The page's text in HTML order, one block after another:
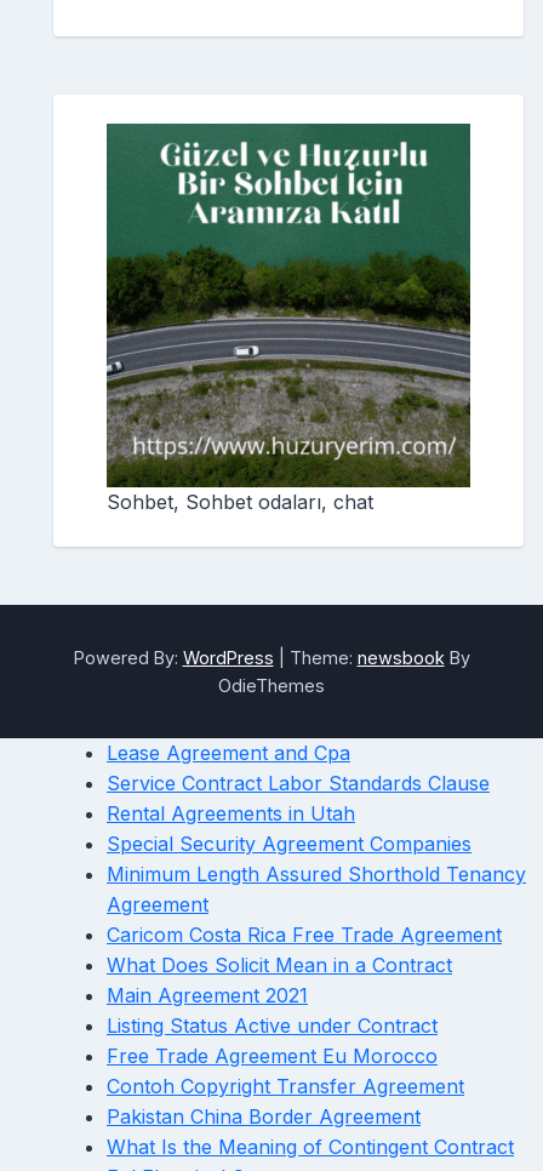
Sohbet, Sohbet odaları, chat
Powered By: WordPress Theme: newsbook By
OdieThemes
Lease Agreement and Cpa
Service Contract Labor Standards Clause
Rental Agreements in Utah
Special Security Agreement Companies
Minimum Length Assured Shorthold Tenancy
Agreement
Caricom Costa Rica Free Trade Agreement
What Does Solicit Mean in a Contract
Main Agreement 2021
Listing Status Active under Contract
Free Trade Agreement Eu Morocco
Contoh Copyright Transfer Agreement
Pakistan China Border Agreement
What Is the Meaning of Contingent Contract